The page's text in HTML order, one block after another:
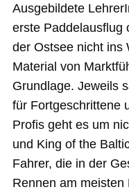
Ausgebildete
erste Paddelausflug
der Ostsee nicht ins
Material von
Grundlage. Jeweils
für Fortgeschrittene
Profis geht es um
und King of the
Fahrer, die in der
Rennen am